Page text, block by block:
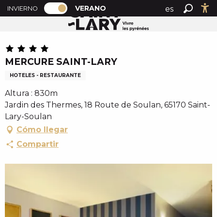
A
l
e
r
a
u
c
o
n
t
e
n
n
PAGE D’ACCUEIL ACTUELLE ÉTÉ : PASSER EN MODE
INVIERNO PAGE D’ACCUEIL ACTUELLE ÉTÉ :
VERANO
es
Buscar
Accueil verano MERCURE SAINT-LARY
MERCURE SAINT-LARY
HOTELES - RESTAURANTE
Altura : 830m
Jardin des Thermes, 18 Route de Soulan, 65170 Saint-
Lary-Soulan
Cómo llegar
Compartir